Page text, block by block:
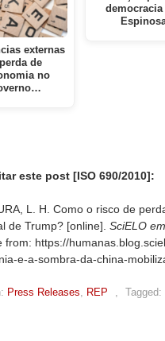
externas
de
no
democracia
este post [ISO 690/2010]:
L. H. Como o risco de
de Trump? [online]. SciELO
from: https://
e-a-sombra-da-china-
Press Releases REP Tagged: